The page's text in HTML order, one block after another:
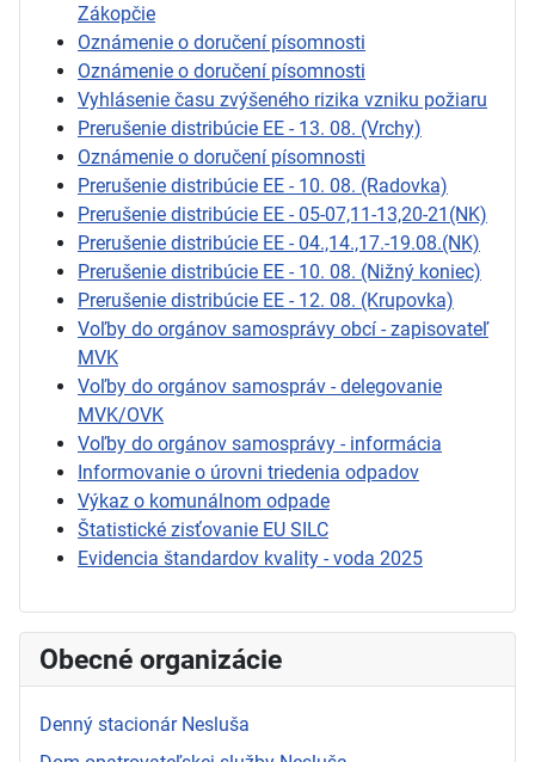
Zákopčie
Oznámenie o doručení písomnosti
Oznámenie o doručení písomnosti
Vyhlásenie času zvýšeného rizika vzniku požiaru
Prerušenie distribúcie EE - 13. 08. (Vrchy)
Oznámenie o doručení písomnosti
Prerušenie distribúcie EE - 10. 08. (Radovka)
Prerušenie distribúcie EE - 05-07,11-13,20-21(NK)
Prerušenie distribúcie EE - 04.,14.,17.-19.08.(NK)
Prerušenie distribúcie EE - 10. 08. (Nižný koniec)
Prerušenie distribúcie EE - 12. 08. (Krupovka)
Voľby do orgánov samosprávy obcí - zapisovateľ
MVK
Voľby do orgánov samospráv - delegovanie
MVK/OVK
Voľby do orgánov samosprávy - informácia
Informovanie o úrovni triedenia odpadov
Výkaz o komunálnom odpade
Štatistické zisťovanie EU SILC
Evidencia štandardov kvality - voda 2025
Obecné organizácie
Denný stacionár Nesluša